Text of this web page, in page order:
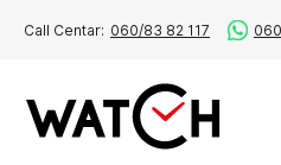
Call Centar: 060/83 82 117